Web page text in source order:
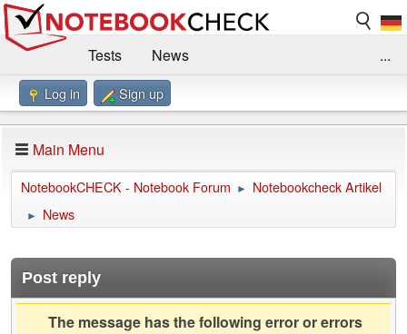
Tests
News
Benchmarks / Technik
Forum
Impressum
...
Log in Sign up
Main Menu
NotebookCHECK - Notebook Forum ► Notebookcheck Artikel
► News
Post reply
The message has the following error or errors